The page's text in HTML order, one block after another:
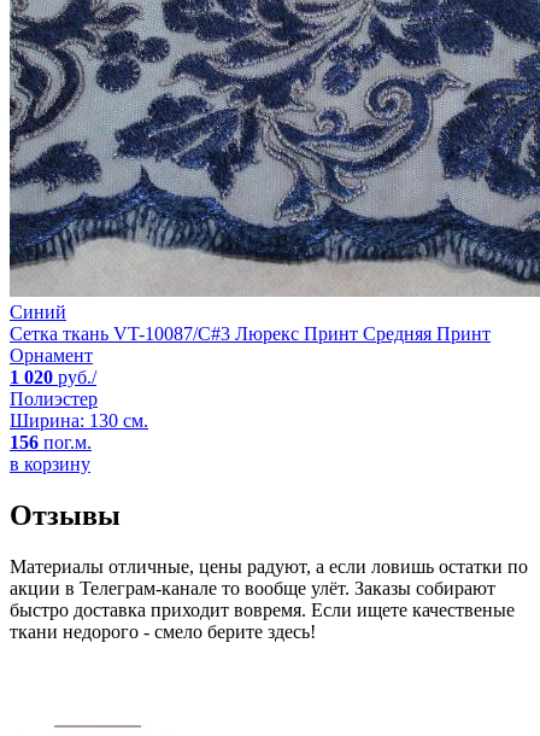
Синий
Сетка ткань VT-10087/C#3 Люрекс Принт Средняя Принт
Орнамент
1 020 руб./
Полиэстер
Ширина: 130 см.
156 пог.м.
в корзину
Отзывы
Материалы отличные, цены радуют, а если ловишь остатки по
акции в Телеграм-канале то вообще улёт. Заказы собирают
быстро доставка приходит вовремя. Если ищете качественые
ткани недорого - смело берите здесь!